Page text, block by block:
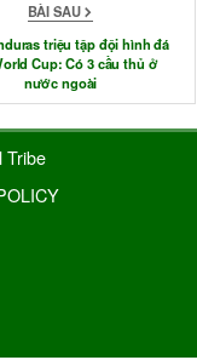
BÀI SAU
triệu tập đội hình đá
Cup: Có 3 cầu thủ ở
nước ngoài
Tribe